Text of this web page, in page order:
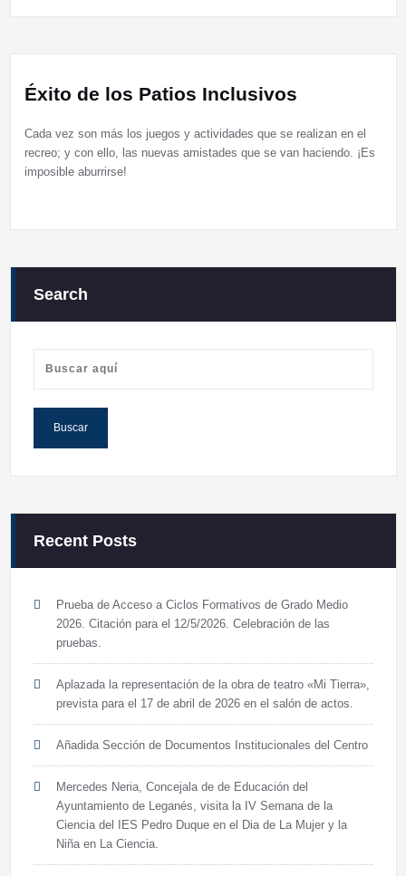
Éxito de los Patios Inclusivos
Cada vez son más los juegos y actividades que se realizan en el
recreo; y con ello, las nuevas amistades que se van haciendo. ¡Es
imposible aburrirse!
Search
Recent Posts
Prueba de Acceso a Ciclos Formativos de Grado Medio
2026. Citación para el 12/5/2026. Celebración de las
pruebas.
Aplazada la representación de la obra de teatro «Mi Tierra»,
prevista para el 17 de abril de 2026 en el salón de actos.
Añadida Sección de Documentos Institucionales del Centro
Mercedes Neria, Concejala de de Educación del
Ayuntamiento de Leganés, visita la IV Semana de la
Ciencia del IES Pedro Duque en el Dia de La Mujer y la
Niña en La Ciencia.